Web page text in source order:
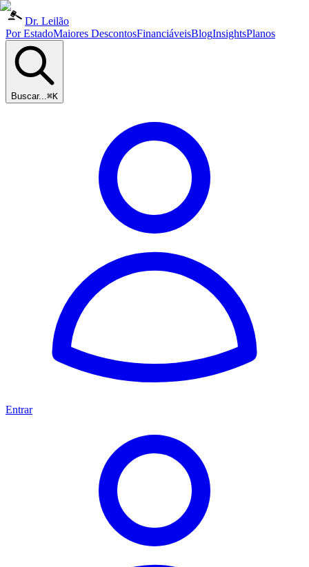
Dr. Leilão
Por EstadoMaiores DescontosFinanciáveisBlogInsightsPlanos
Buscar...⌘K
Entrar